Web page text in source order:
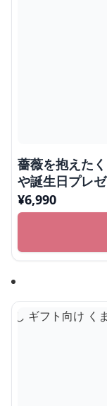
薔薇を抱えた
や誕生日プレ
¥6,990